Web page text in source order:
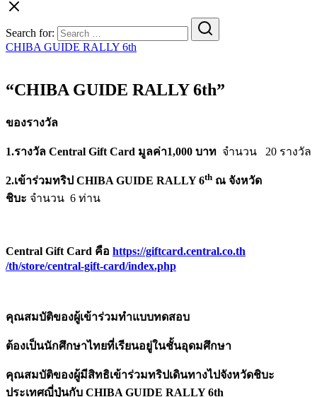
Search for:
CHIBA GUIDE RALLY 6th
“CHIBA GUIDE RALLY 6th”
ของรางวัล
1.รางวัล Central Gift Card มูลค่า1,000 บาท จำนวน 20 รางวัล
2.เข้าร่วมทริป CHIBA GUIDE RALLY 6th ณ จังหวัด
ชิบะ จำนวน 6 ท่าน
Central Gift Card คือ https://giftcard.central.co.th
/th/store/central-gift-card/index.php
คุณสมบัติของผู้เข้าร่วมทำแบบทดสอบ
ต้องเป็นนักศึกษาไทยที่เรียนอยู่ในชั้นอุดมศึกษา
คุณสมบัติของผู้มีสิทธิเข้าร่วมทริปเดินทางไปจังหวัดชิบะ
ประเทศญี่ปุ่นกับ CHIBA GUIDE RALLY 6th